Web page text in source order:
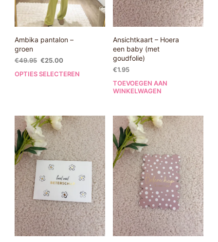
Ambika pantalon –
groen
€49.95 Oorspronkelijke
was:
€25.00Huidige
is:
OPTIES SELECTEREN
product
heeft
variaties.
Deze
optie
kan
gekozen
worden
op
de
productpagina
Ansichtkaart – Hoera
een baby (met
goudfolie)
€1.95
TOEVOEGEN AAN
WINKELWAGEN